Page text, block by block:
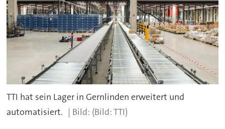
TTI hat sein Lager in Gernlinden erweitert und
automatisiert.
(Bild: TTI)